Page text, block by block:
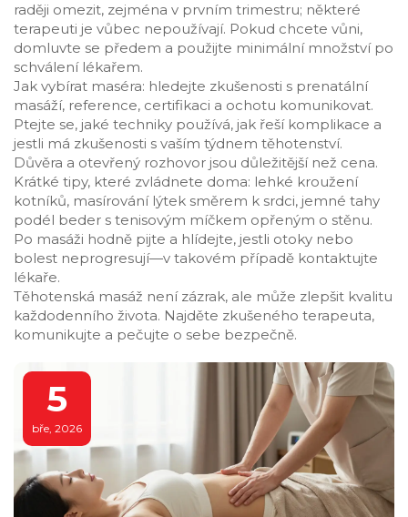
raději omezit, zejména v prvním trimestru; některé
terapeuti je vůbec nepoužívají. Pokud chcete vůni,
domluvte se předem a použijte minimální množství po
schválení lékařem.
Jak vybírat maséra: hledejte zkušenosti s prenatální
masáží, reference, certifikaci a ochotu komunikovat.
Ptejte se, jaké techniky používá, jak řeší komplikace a
jestli má zkušenosti s vaším týdnem těhotenství.
Důvěra a otevřený rozhovor jsou důležitější než cena.
Krátké tipy, které zvládnete doma: lehké kroužení
kotníků, masírování lýtek směrem k srdci, jemné tahy
podél beder s tenisovým míčkem opřeným o stěnu.
Po masáži hodně pijte a hlídejte, jestli otoky nebo
bolest neprogresují—v takovém případě kontaktujte
lékaře.
Těhotenská masáž není zázrak, ale může zlepšit kvalitu
každodenního života. Najděte zkušeného terapeuta,
komunikujte a pečujte o sebe bezpečně.
5
bře, 2026